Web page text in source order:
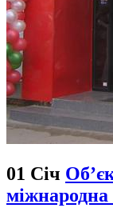
01 Січ